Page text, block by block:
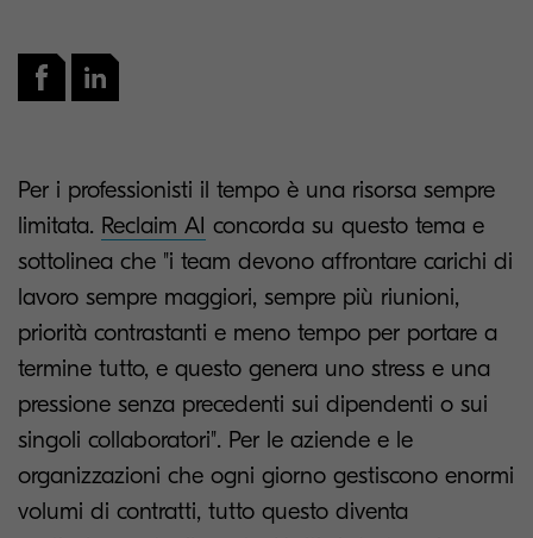
Per i professionisti il tempo è una risorsa sempre
limitata. Reclaim AI concorda su questo tema e
sottolinea che "i team devono affrontare carichi di
lavoro sempre maggiori, sempre più riunioni,
priorità contrastanti e meno tempo per portare a
termine tutto, e questo genera uno stress e una
pressione senza precedenti sui dipendenti o sui
singoli collaboratori". Per le aziende e le
organizzazioni che ogni giorno gestiscono enormi
volumi di contratti, tutto questo diventa